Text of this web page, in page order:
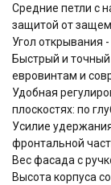
Средние петли с
защитой от
Угол открывания -
Быстрый и
евровинтам и
Удобная
плоскостях: по
Усилие
фронтальной
Вес фасада с
Высота корпуса